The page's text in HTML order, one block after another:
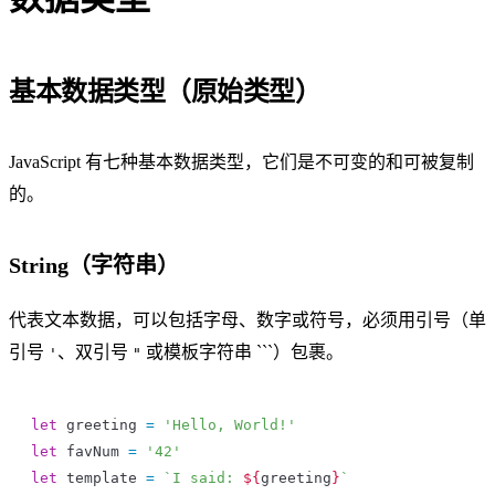
基本数据类型（原始类型）
JavaScript 有七种基本数据类型，它们是不可变的和可被复制
的。
String（字符串）
代表文本数据，可以包括字母、数字或符号，必须用引号（单
引号 ' 、双引号 " 或模板字符串 ```）包裹。
let greeting = 'Hello, World!'
let favNum = '42'
let template = `I said: ${ greeting } `